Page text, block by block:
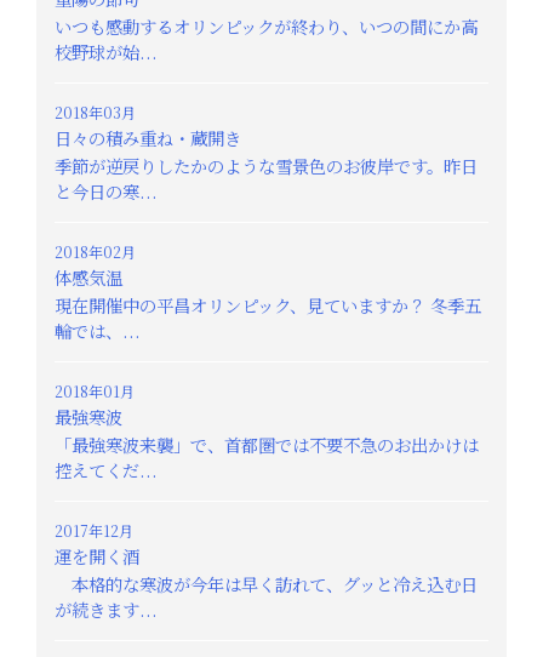
いつも感動するオリンピックが終わり、いつの間にか高
校野球が始...
2018年03月
日々の積み重ね・蔵開き
季節が逆戻りしたかのような雪景色のお彼岸です。昨日
と今日の寒...
2018年02月
体感気温
現在開催中の平昌オリンピック、見ていますか？ 冬季五
輪では、...
2018年01月
最強寒波
「最強寒波来襲」で、首都圏では不要不急のお出かけは
控えてくだ...
2017年12月
運を開く酒
本格的な寒波が今年は早く訪れて、グッと冷え込む日
が続きます...